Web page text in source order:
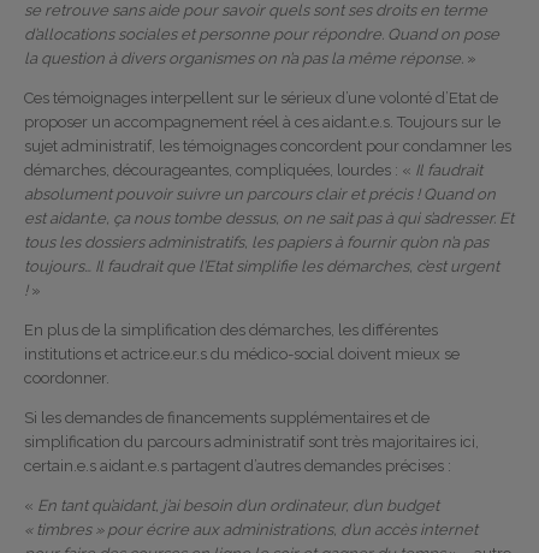
se retrouve sans aide pour savoir quels sont ses droits en terme
d’allocations sociales et personne pour répondre. Quand on pose
la question à divers organismes on n’a pas la même réponse. »
Ces témoignages interpellent sur le sérieux d’une volonté d’Etat de
proposer un accompagnement réel à ces aidant.e.s. Toujours sur le
sujet administratif, les témoignages concordent pour condamner les
démarches, décourageantes, compliquées, lourdes : « Il faudrait
absolument pouvoir suivre un parcours clair et précis ! Quand on
est aidant.e, ça nous tombe dessus, on ne sait pas à qui s’adresser. Et
tous les dossiers administratifs, les papiers à fournir qu’on n’a pas
toujours… Il faudrait que l’Etat simplifie les démarches, c’est urgent
!»
En plus de la simplification des démarches, les différentes
institutions et actrice.eur.s du médico-social doivent mieux se
coordonner.
Si les demandes de financements supplémentaires et de
simplification du parcours administratif sont très majoritaires ici,
certain.e.s aidant.e.s partagent d’autres demandes précises :
« En tant qu’aidant, j’ai besoin d’un ordinateur, d’un budget
« timbres » pour écrire aux administrations, d’un accès internet